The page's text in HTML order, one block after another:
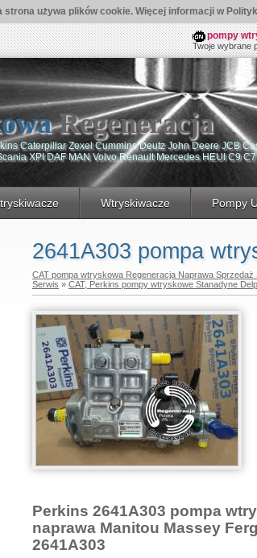
strona używa plików cookie. Więcej informacji w
pompy
Twoje wybrane
Regeneracja
Caterpillar Zexel Cummins Deutz John Deere JCB
XPI DAF MAN Volvo Renault Mercedes HEUI C9
Wtryskiwacze Pompy
2641A303 pompa
CAT pompa wtryskowa Regeneracja Naprawa Sprzedaż
Serwis » CAT, Perkins pompy wtryskowe Stanadyne
Perkins 2641A303 pompa
naprawa Manitou Massey
2641A303